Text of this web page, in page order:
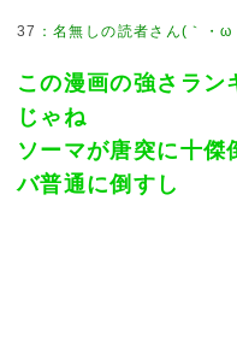
37 ：名無しの読者さん(｀・ω
この漫画の強さラン
じゃね
ソーマが唐突に十傑
バ普通に倒すし